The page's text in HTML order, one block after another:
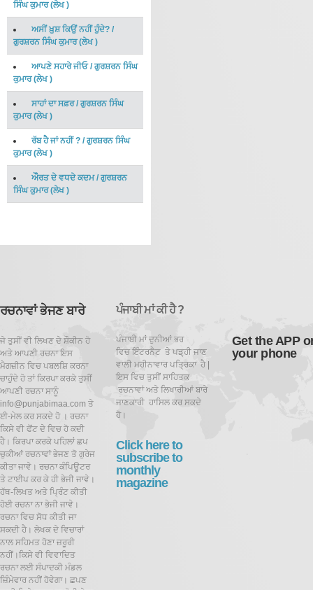
ਸਿੰਘ ਕੁਮਾਰ(ਲੇਖ)
ਅਸੀਂ ਖ਼ੁਸ਼ ਕਿਉਂ ਨਹੀਂ ਹੁੰਦੇ? /
ਗੁਰਸ਼ਰਨ ਸਿੰਘ ਕੁਮਾਰ(ਲੇਖ)
ਆਪਣੇ ਸਹਾਰੇ ਜੀਓ/ਗੁਰਸ਼ਰਨ ਸਿੰਘ
ਕੁਮਾਰ(ਲੇਖ)
ਸਾਹਾਂ ਦਾ ਸਫ਼ਰ/ ਗੁਰਸ਼ਰਨ ਸਿੰਘ
ਕੁਮਾਰ(ਲੇਖ)
ਰੱਬ ਹੈ ਜਾਂ ਨਹੀਂ ? /ਗੁਰਸ਼ਰਨ ਸਿੰਘ
ਕੁਮਾਰ(ਲੇਖ)
ਔੌਰਤ ਦੇ ਵਧਦੇ ਕਦਮ/ ਗੁਰਸ਼ਰਨ
ਸਿੰਘ ਕੁਮਾਰ(ਲੇਖ)
ਰਚਨਾਵਾਂ ਭੇਜਣ ਬਾਰੇ
ਜੇ ਤੁਸੀਂ ਵੀ ਲਿਖਣ ਦੇ ਸ਼ੌਕੀਨ ਹੋ
ਅਤੇ ਆਪਣੀ ਰਚਨਾ ਇਸ
ਮੈਗਜ਼ੀਨ ਵਿਚ ਪਬਲਸ਼ਿ ਕਰਨਾ
ਚਾਹੁੰਦੇ ਹੋ ਤਾਂ ਕਿਰਪਾ ਕਰਕੇ ਤੁਸੀਂ
ਆਪਣੀ ਰਚਨਾ ਸਾਨੂੰ
info@punjabimaa.com ਤੇ
ਈ-ਮੇਲ ਕਰ ਸਕਦੇ ਹੋ । ਰਚਨਾ
ਕਿਸੇ ਵੀ ਫੋਂਟ ਦੇ ਵਿਚ ਹੋ ਕਦੀ
ਹੈ। ਕਿਰਪਾ ਕਰਕੇ ਪਹਿਲਾਂ ਛਪ
ਚੁਕੀਆਂ ਰਚਨਾਵਾਂ ਭੇਜਣ ਤੋ ਗੁਰੇਜ
ਕੀਤਾ ਜਾਵੇ। ਰਚਨਾ ਕੰਪਿਊਟਰ
ਤੇ ਟਾਈਪ ਕਰ ਕੇ ਹੀ ਭੇਜੀ ਜਾਵੇ।
ਹੱਥ-ਲਿਖਤ ਅਤੇ ਪ੍ਰਿੰਟ ਕੀਤੀ
ਹੋਈ ਰਚਨਾ ਨਾ ਭੇਜੀ ਜਾਵੇ।
ਰਚਨਾ ਵਿਚ ਸੋਧ ਕੀਤੀ ਜਾ
ਸਕਦੀ ਹੈ। ਲੇਖਕ ਦੇ ਵਿਚਾਰਾਂ
ਨਾਲ ਸਹਿਮਤ ਹੋਣਾ ਜ਼ਰੂਰੀ
ਨਹੀਂ।ਕਿਸੇ ਵੀ ਵਿਵਾਦਿਤ
ਰਚਨਾ ਲਈ ਸੰਪਾਦਕੀ ਮੰਡਲ
ਜ਼ਿੰਮੇਵਾਰ ਨਹੀਂ ਹੋਵੇਗਾ। ਛਪਣ
ਪੰਜਾਬੀ ਮਾਂ ਕੀ ਹੈ ?
ਪੰਜਾਬੀ ਮਾਂ ਦੁਨੀਆਂ ਭਰ
ਵਿਚ ਇੰਟਰਨੈਟ ਤੇ ਪਡ਼੍ਹੀ ਜਾਣ
ਵਾਲੀ ਮਹੀਨਾਵਾਰ ਪਤ੍ਰਿਕਾ ਹੈ |
ਇਸ ਵਿਚ ਤੁਸੀਂ ਸਾਹਿਤਕ
ਰਚਨਾਵਾਂ ਅਤੇ ਲਿਖਾਰੀਆਂ ਬਾਰੇ
ਜਾਣਕਾਰੀ ਹਾਸਿਲ ਕਰ ਸਕਦੇ
ਹੋ।
Click here to
subscribe to
monthly
magazine
Get the APP
your phone